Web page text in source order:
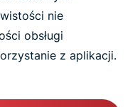
VPN
nie
obsługi
z aplikacji.